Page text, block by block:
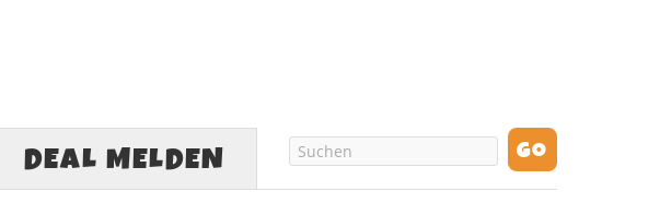
DEAL MELDEN